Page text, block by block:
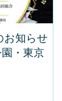
お知らせ
園・東京